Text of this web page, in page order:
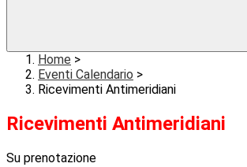
Home >
Eventi Calendario >
Ricevimenti Antimeridiani
Ricevimenti Antimeridiani
Su prenotazione